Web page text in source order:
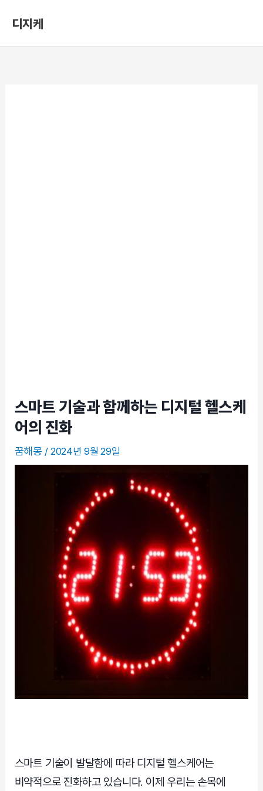
디지케
스마트 기술과 함께하는 디지털 헬스케
어의 진화
꿈해몽 / 2024년 9월 29일
스마트 기술이 발달함에 따라 디지털 헬스케어는
비약적으로 진화하고 있습니다. 이제 우리는 손목에